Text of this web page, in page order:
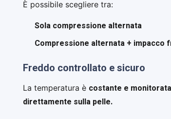
È possibile scegliere tra:
Sola compressione alternata
Compressione alternata + impacco
Freddo controllato e sicuro
La temperatura è costante e monitorata
direttamente sulla pelle.